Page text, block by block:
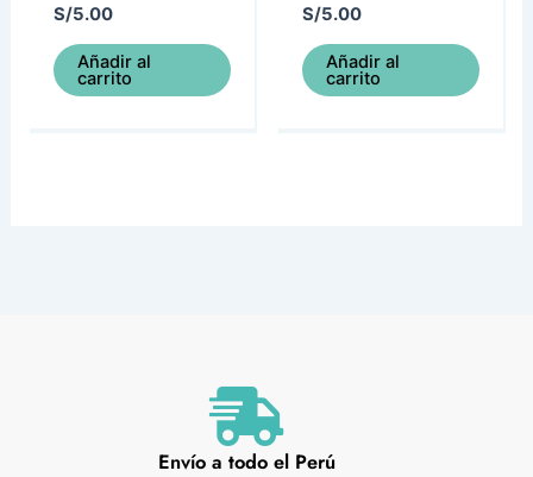
S/5.00
Añadir al
carrito
S/5.00
Añadir al
carrito
Envío a todo el Perú